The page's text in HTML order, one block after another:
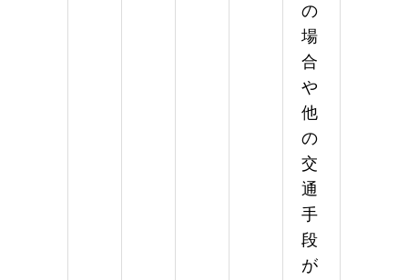
の
場
合
や
他
の
交
通
手
段
が